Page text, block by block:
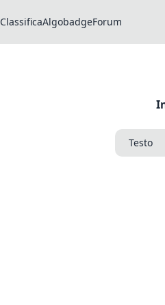
ClassificaAlgobadgeForum
Testo